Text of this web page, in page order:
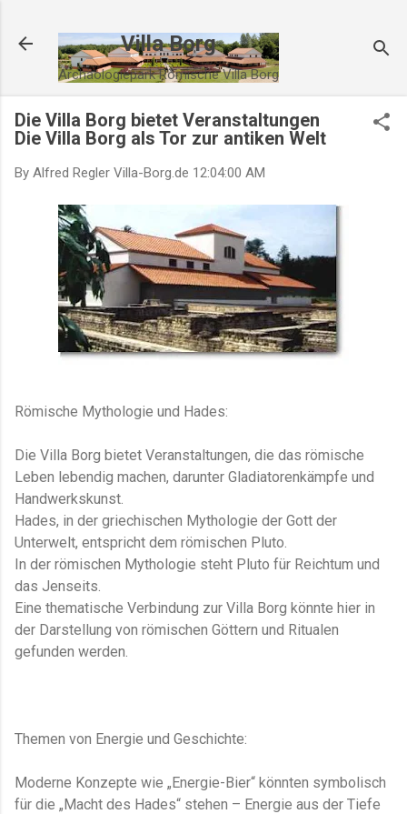
Villa Borg
Archäologiepark Römische Villa Borg
Die Villa Borg bietet Veranstaltungen
Die Villa Borg als Tor zur antiken Welt
By Alfred Regler Villa-Borg.de 12:04:00 AM
Römische Mythologie und Hades:
Die Villa Borg bietet Veranstaltungen, die das römische
Leben lebendig machen, darunter Gladiatorenkämpfe und
Handwerkskunst​.
Hades, in der griechischen Mythologie der Gott der
Unterwelt, entspricht dem römischen Pluto.
In der römischen Mythologie steht Pluto für Reichtum und
das Jenseits.
Eine thematische Verbindung zur Villa Borg könnte hier in
der Darstellung von römischen Göttern und Ritualen
gefunden werden.
Themen von Energie und Geschichte:
Moderne Konzepte wie „Energie-Bier“​ könnten symbolisch
für die „Macht des Hades“ stehen – Energie aus der Tiefe